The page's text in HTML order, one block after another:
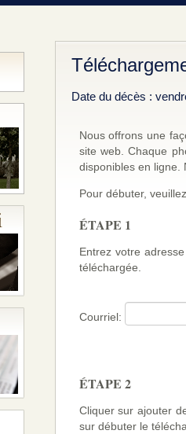
Date du décès :
Nous offrons une
site web. Chaque
disponibles en ligne.
Pour débuter,
ÉTAPE 1
Entrez votre
téléchargée.
Courriel:
ÉTAPE 2
Cliquer sur ajouter
sur débuter le